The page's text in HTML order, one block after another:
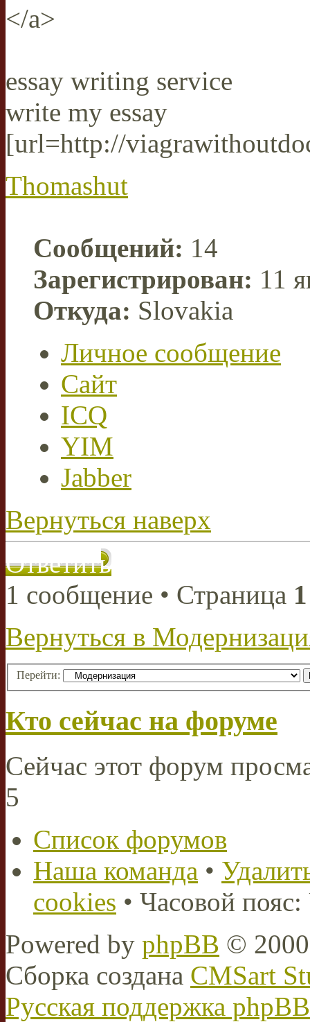
</a>
essay writing service
write my essay
[url=http://
Thomashut
Сообщений: 14
Зарегистрирован: 11
Откуда: Slovakia
Личное сообщение
Сайт
ICQ
YIM
Jabber
Вернуться наверх
Ответить
1 сообщение • Страница 1
Вернуться в
Перейти:
Кто сейчас на форуме
Сейчас этот форум
5
Список форумов
Наша команда •
cookies • Часовой
Powered by phpBB ©
Сборка создана CMSart
Русская поддержка phpBB